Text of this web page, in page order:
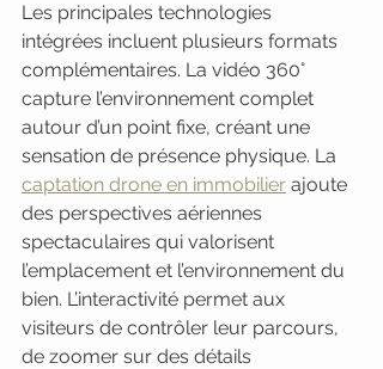
Les principales technologies
intégrées incluent plusieurs formats
complémentaires. La vidéo 360°
capture l’environnement complet
autour d’un point fixe, créant une
sensation de présence physique. La
captation drone en immobilier ajoute
des perspectives aériennes
spectaculaires qui valorisent
l’emplacement et l’environnement du
bien. L’interactivité permet aux
visiteurs de contrôler leur parcours,
de zoomer sur des détails